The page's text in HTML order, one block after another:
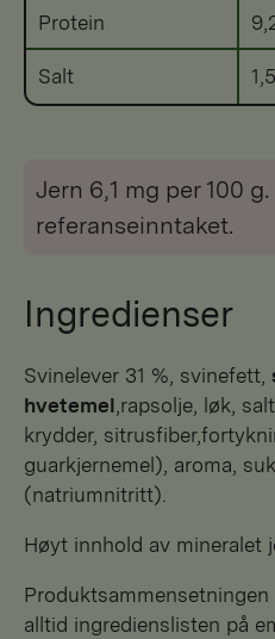
Protein
Salt
Jern 6,1 mg per 100
referanseinntaket.
Ingredienser
svinelever 31 %, svinefett,
hvetemel,rapsolje, løk,
krydder,
guarkjernemel), aroma,
(natriumnitritt).
Høyt innhold av mineralet
alltid ingredienslisten på